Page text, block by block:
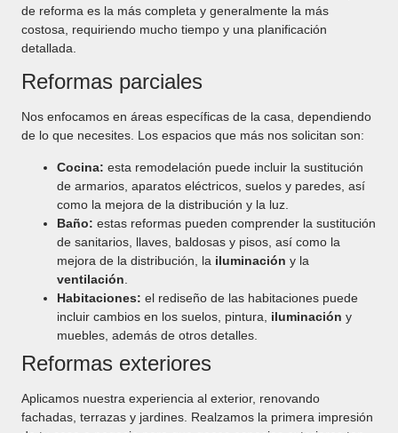
de reforma es la más completa y generalmente la más
costosa, requiriendo mucho tiempo y una planificación
detallada.
Reformas parciales
Nos enfocamos en áreas específicas de la casa, dependiendo
de lo que necesites. Los espacios que más nos solicitan son:
Cocina: esta remodelación puede incluir la sustitución
de armarios, aparatos eléctricos, suelos y paredes, así
como la mejora de la distribución y la luz.
Baño: estas reformas pueden comprender la sustitución
de sanitarios, llaves, baldosas y pisos, así como la
mejora de la distribución, la iluminación y la
ventilación
Habitaciones: el rediseño de las habitaciones puede
incluir cambios en los suelos, pintura, iluminación y
muebles, además de otros detalles.
Reformas exteriores
Aplicamos nuestra experiencia al exterior, renovando
fachadas, terrazas y jardines. Realzamos la primera impresión